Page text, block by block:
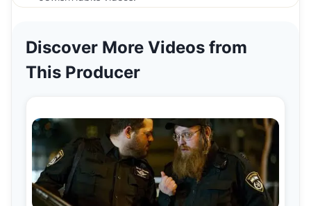
Discover More Videos from
This Producer